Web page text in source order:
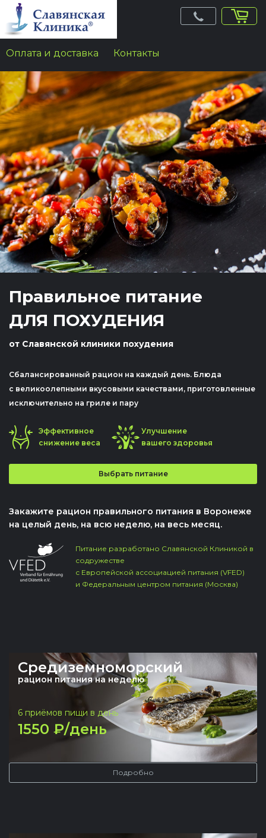
Jump
navigation
Оплата и доставка Контакты
Правильное питание
ДЛЯ ПОХУДЕНИЯ
от Славянской клиники похудения
Cбалансированный рацион на каждый день. Блюда
с великоолепными вкусовыми качествами, приготовленные
исключительно на гриле и пару
Эффективное
снижение веса
Улучшение
вашего здоровья
Выбрать питание
Back
Закажите рацион правильного питания в Воронеже
на целый день, на всю неделю, на весь месяц.
Питание разработано Славянской Клиникой в
содружестве
с Европейской ассоциацией питания (VFED)
и Федеральным центром питания (Москва)
Средиземноморский
рацион питания на неделю
6 приёмов пищи в день
1550 ₽/день
Подробно